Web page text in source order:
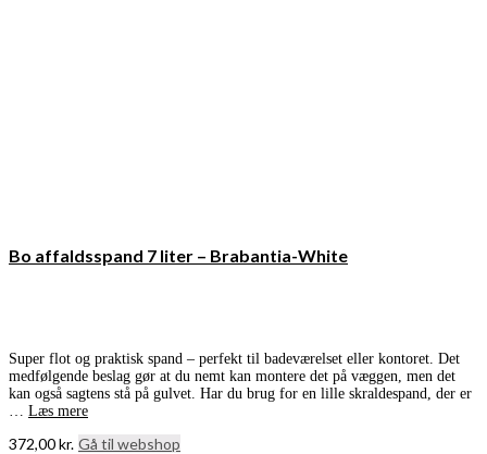
Bo affaldsspand 7 liter – Brabantia-White
Super flot og praktisk spand – perfekt til badeværelset eller kontoret. Det
medfølgende beslag gør at du nemt kan montere det på væggen, men det
kan også sagtens stå på gulvet. Har du brug for en lille skraldespand, der er
Læs mere
372,00kr. Gå til webshop